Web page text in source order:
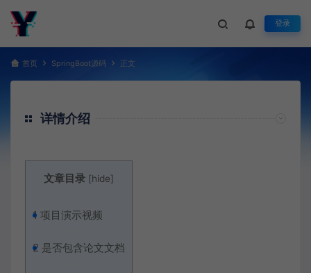
登录
首页 SpringBoot源码 正文
详情介绍
文章目录 [hide]
1 项目演示视频
2 是否包含论文文档